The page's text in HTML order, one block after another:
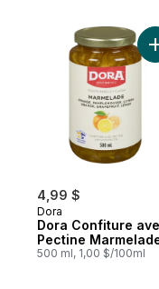
4,99 $
Dora
Dora Confiture
Pectine
500 ml, 1,00 $/100ml